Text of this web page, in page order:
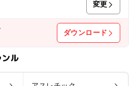
変更
ダウンロード
ル